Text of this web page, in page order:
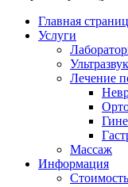
Главная
Услуги
Лечение
Массаж
Информация